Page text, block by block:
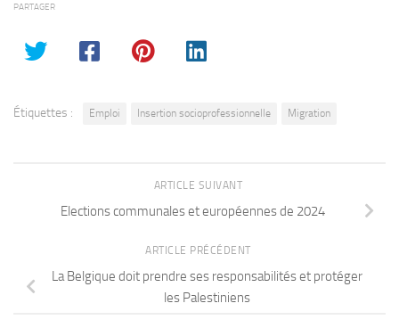
PARTAGER
Étiquettes : Emploi Insertion socioprofessionnelle Migration
ARTICLE SUIVANT
Elections communales et européennes de 2024
ARTICLE PRÉCÉDENT
La Belgique doit prendre ses responsabilités et protéger
les Palestiniens